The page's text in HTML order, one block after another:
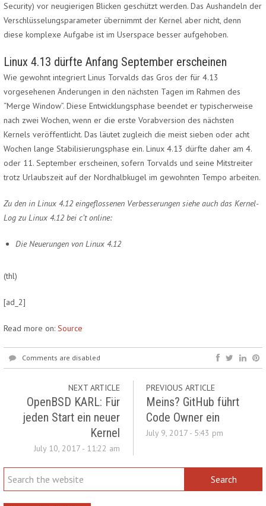
Security) vor neugierigen Blicken geschützt werden. Das Aushandeln der
Verschlüsselungsparameter übernimmt der Kernel aber nicht, denn
diese komplexe Aufgabe ist im Userspace besser aufgehoben.
Linux 4.13 dürfte Anfang September erscheinen
Wie gewohnt integriert Linus Torvalds das Gros der für 4.13
vorgesehenen Änderungen in den nächsten Tagen im Rahmen des
“Merge Window”. Diese Entwicklungsphase beendet er typischerweise
nach zwei Wochen, wenn er die erste Vorabversion des nächsten
Kernels veröffentlicht. Das läutet zugleich die meist sieben oder acht
Wochen lange Stabilisierungsphase ein. Linux 4.13 dürfte daher am 4.
oder 11. September erscheinen, sofern Torvalds und seine Mitstreiter
trotz Urlaubszeit auf der Nordhalbkugel im gewohnten Tempo arbeiten.
Zu den in Linux 4.12 eingeflossenen Verbesserungen siehe auch das Kernel-
Log zu Linux 4.12 bei c’t online:
Die Neuerungen von Linux 4.12
(thl)
[ad_2]
Read more on: Source
Comments are disabled
NEXT ARTICLE
OpenBSD KARL: Für
jeden Start ein neuer
Kernel
July 10, 2017 - 11:22 am
PREVIOUS ARTICLE
Meins? GitHub führt
Code Owner ein
July 9, 2017 - 5:43 pm